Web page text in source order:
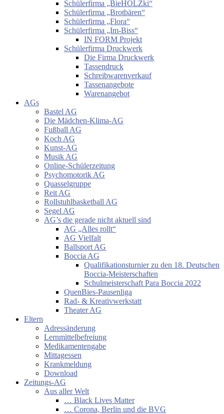
Schülerfirma „BieHOLZki“
Schülerfirma „Brotbären“
Schülerfirma „Flora“
Schülerfirma „Im-Biss“
IN FORM Projekt
Schülerfirma Druckwerk
Die Firma Druckwerk
Tassendruck
Schreibwarenverkauf
Tassenangebote
Warenangebot
AGs
Bastel AG
Die Mädchen-Klima-AG
Fußball AG
Koch AG
Kunst-AG
Musik AG
Online-Schülerzeitung
Psychomotorik AG
Quasselgruppe
Reit AG
Rollstuhlbasketball AG
Segel AG
AG’s die gerade nicht aktuell sind
AG „Alles rollt“
AG Vielfalt
Ballsport AG
Boccia AG
Qualifikationsturnier zu den 18. Deutschen
Boccia-Meisterschaften
Schulmeisterschaft Para Boccia 2022
QuenBies-Pausenliga
Rad- & Kreativwerkstatt
Theater AG
Eltern
Adressänderung
Lernmittelbefreiung
Medikamentengabe
Mittagessen
Krankmeldung
Download
Zeitungs-AG
Aus aller Welt
… Black Lives Matter
… Corona, Berlin und die BVG